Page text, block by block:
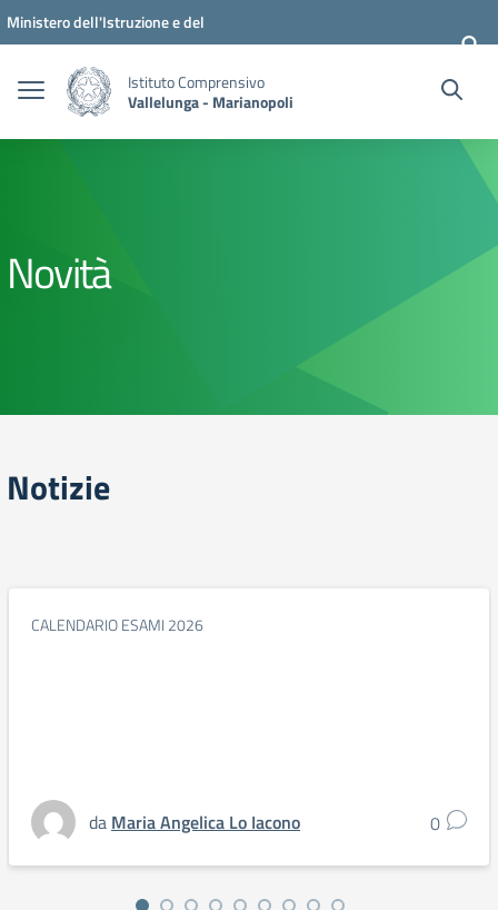
Vai ai contenuti
Vai al menu di navigazione
Vai al footer
Ministero dell'Istruzione e del
Istituto Comprensivo
Vallelunga - Marianopoli
Novità
Notizie
CALENDARIO ESAMI 2026
da Maria Angelica Lo Iacono 0